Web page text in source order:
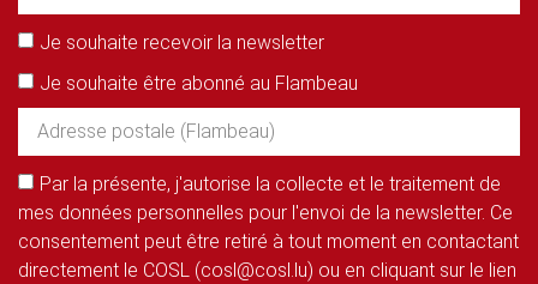
Je souhaite recevoir la newsletter
Je souhaite être abonné au Flambeau
Par la présente, j'autorise la collecte et le traitement de
mes données personnelles pour l'envoi de la newsletter. Ce
consentement peut être retiré à tout moment en contactant
directement le COSL (cosl@cosl.lu) ou en cliquant sur le lien